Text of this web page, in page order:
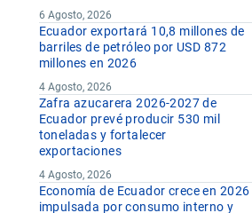
6 Agosto, 2026
Ecuador exportará 10,8 millones de
barriles de petróleo por USD 872
millones en 2026
4 Agosto, 2026
Zafra azucarera 2026-2027 de
Ecuador prevé producir 530 mil
toneladas y fortalecer
exportaciones
4 Agosto, 2026
Economía de Ecuador crece en 2026
impulsada por consumo interno y